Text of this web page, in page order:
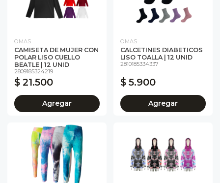
OMAS
CAMISETA DE MUJER CON
POLAR LISO CUELLO
BEATLE | 12 UNID
2809185324219
$ 21.500
Agregar
OMAS
CALCETINES DIABETICOS
LISO TOALLA | 12 UNID
2810185334337
$ 5.900
Agregar